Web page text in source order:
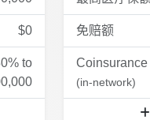
$0
to
免赔额
Coinsurance
(in-network)